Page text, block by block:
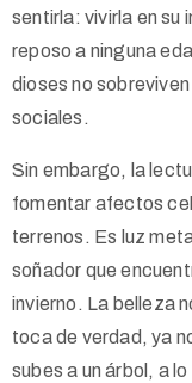
sentirla: vivirla en su
reposo a ninguna
dioses no
sociales.
Sin embargo, la
fomentar afectos
terrenos. Es luz
soñador que
invierno. La belleza
toca de verdad, ya
subes a un árbol, a